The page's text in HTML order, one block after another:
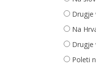
Drugje
Na
Drugje
Poleti